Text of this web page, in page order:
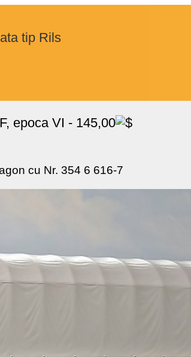
tip Rils
epoca VI - 145,00
cu Nr. 354 6 616-7